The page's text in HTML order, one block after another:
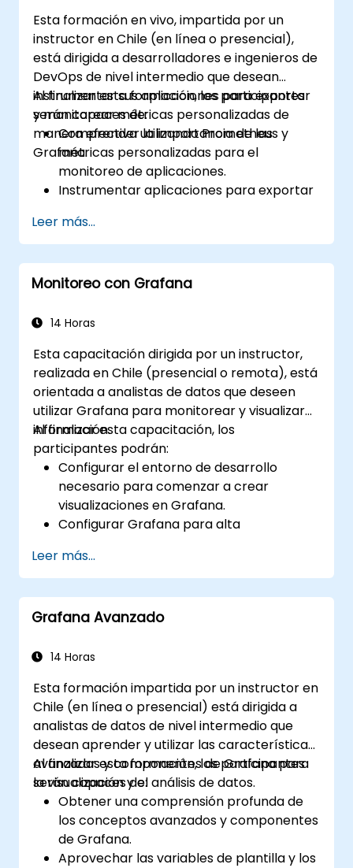
Esta formación en vivo, impartida por un
instructor en Chile (en línea o presencial),
está dirigida a desarrolladores e ingenieros de
DevOps de nivel intermedio que desean
instrumentar sus aplicaciones para exportar
y monitorear métricas personalizadas de
manera efectiva utilizando Prometheus y
Grafana.
Al finalizar esta formación, los participantes
serán capaces de:
Comprender la importancia de las
métricas personalizadas para el
monitoreo de aplicaciones.
Instrumentar aplicaciones para exportar
Crear y configurar paneles en Grafana
para visualizar las métricas
personalizadas.
Aplicar las mejores prácticas para
del desarrollo.
Leer más...
Monitoreo con Grafana
14 Horas
Esta capacitación dirigida por un instructor,
realizada en Chile (presencial o remota), está
orientada a analistas de datos que deseen
utilizar Grafana para monitorear y visualizar
información.
Al finalizar esta capacitación, los
participantes podrán:
Configurar el entorno de desarrollo
necesario para comenzar a crear
visualizaciones en Grafana.
Configurar Grafana para alta
Personalizar paneles y tableros con
datos.
Configurar un proxy inverso para lograr
tiempos de carga rápidos.
Leer más...
Grafana Avanzado
14 Horas
Esta formación impartida por un instructor en
Chile (en línea o presencial) está dirigida a
analistas de datos de nivel intermedio que
desean aprender y utilizar las características
avanzadas y componentes de Grafana para
la visualización y el análisis de datos.
Al finalizar esta formación, los participantes
serán capaces de:
Obtener una comprensión profunda de
los conceptos avanzados y componentes
de Grafana.
Aprovechar las variables de plantilla y los